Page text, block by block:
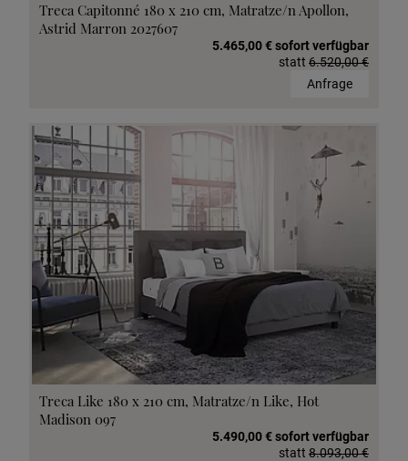
Treca Capitonné 180 x 210 cm, Matratze/n Apollon,
Astrid Marron 2027607
5.465,00 € sofort verfügbar
statt 6.520,00 €
Anfrage
Treca Like 180 x 210 cm, Matratze/n Like, Hot
Madison 097
5.490,00 € sofort verfügbar
statt 8.093,00 €